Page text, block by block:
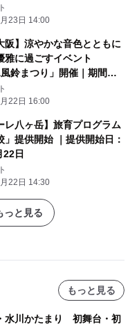
川辺のピクニックで谷關(グ
「つながる」2泊3日の滞
ム～｜期間：2023年7月1
日
23日 14:00
阪】涼やかな音色とともに
雅に過ごすイベント
風鈴まつり」開催｜期間：
日～8月31日
22日 16:00
レ八ヶ岳】旅育プログラム
」提供開始 ｜提供開始日：
日
22日 14:30
っと見る
もっと見る
水川かたまり 初舞台・初